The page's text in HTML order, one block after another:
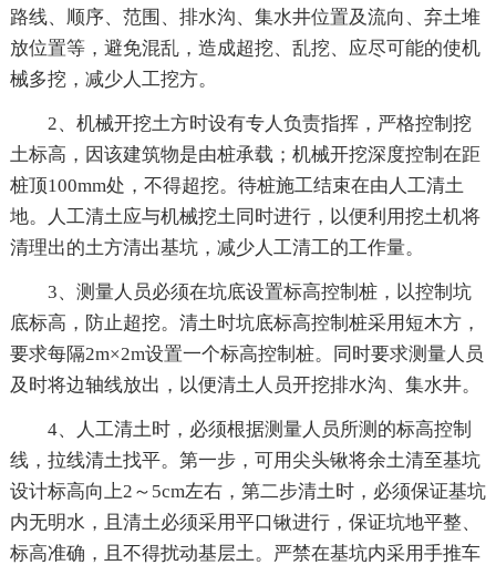
路线、顺序、范围、排水沟、集水井位置及流向、弃土堆
放位置等，避免混乱，造成超挖、乱挖、应尽可能的使机
械多挖，减少人工挖方。
2、机械开挖土方时设有专人负责指挥，严格控制挖
土标高，因该建筑物是由桩承载；机械开挖深度控制在距
桩顶100mm处，不得超挖。待桩施工结束在由人工清土
地。人工清土应与机械挖土同时进行，以便利用挖土机将
清理出的土方清出基坑，减少人工清工的工作量。
3、测量人员必须在坑底设置标高控制桩，以控制坑
底标高，防止超挖。清土时坑底标高控制桩采用短木方，
要求每隔2m×2m设置一个标高控制桩。同时要求测量人员
及时将边轴线放出，以便清土人员开挖排水沟、集水井。
4、人工清土时，必须根据测量人员所测的标高控制
线，拉线清土找平。第一步，可用尖头锹将余土清至基坑
设计标高向上2～5cm左右，第二步清土时，必须保证基坑
内无明水，且清土必须采用平口锹进行，保证坑地平整、
标高准确，且不得扰动基层土。严禁在基坑内采用手推车